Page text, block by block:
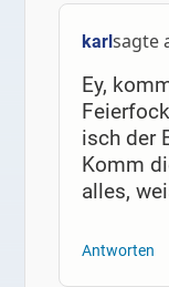
karlsagte
Ey,
isch der
Komm
alles,
Antworten